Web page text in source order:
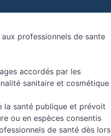
professionnels de sante
accordés par les
sanitaire et cosmétique
la santé publique et prévoit
ou en espèces consentis
de santé dès lors